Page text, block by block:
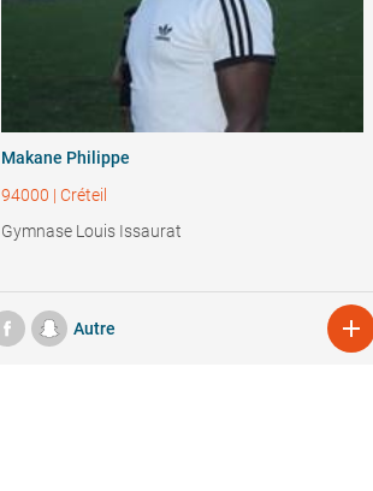
Makane Philippe
94000 | Créteil
Gymnase Louis Issaurat
Autre 